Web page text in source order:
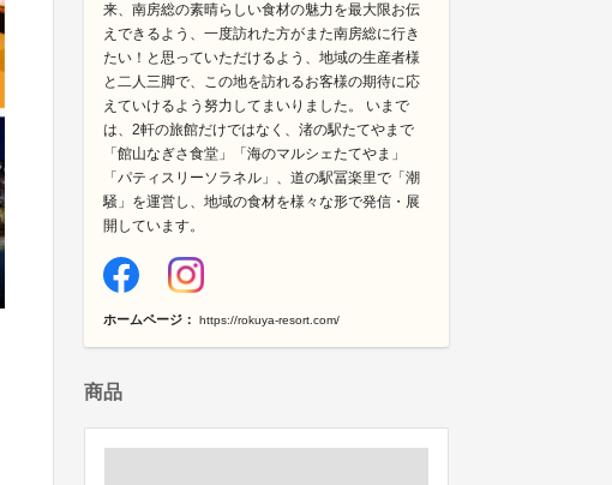
来、南房総の素晴らしい食材の魅力を最大限お伝
えできるよう、一度訪れた方がまた南房総に行き
たい！と思っていただけるよう、地域の生産者様
と二人三脚で、この地を訪れるお客様の期待に応
えていけるよう努力してまいりました。 いまで
は、2軒の旅館だけではなく、渚の駅たてやまで
「館山なぎさ食堂」「海のマルシェたてやま」
「パティスリーソラネル」、道の駅冨楽里で「潮
騒」を運営し、地域の食材を様々な形で発信・展
開しています。
ホームページ： https://rokuya-resort.com/
商品